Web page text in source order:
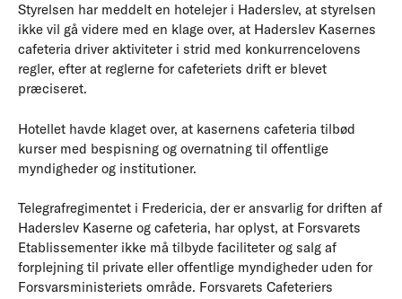
Styrelsen har meddelt en hotelejer i Haderslev, at styrelsen
ikke vil gå videre med en klage over, at Haderslev Kasernes
cafeteria driver aktiviteter i strid med konkurrencelovens
regler, efter at reglerne for cafeteriets drift er blevet
præciseret.
Hotellet havde klaget over, at kasernens cafeteria tilbød
kurser med bespisning og overnatning til offentlige
myndigheder og institutioner.
Telegrafregimentet i Fredericia, der er ansvarlig for driften af
Haderslev Kaserne og cafeteria, har oplyst, at Forsvarets
Etablissementer ikke må tilbyde faciliteter og salg af
forplejning til private eller offentlige myndigheder uden for
Forsvarsministeriets område. Forsvarets Cafeteriers